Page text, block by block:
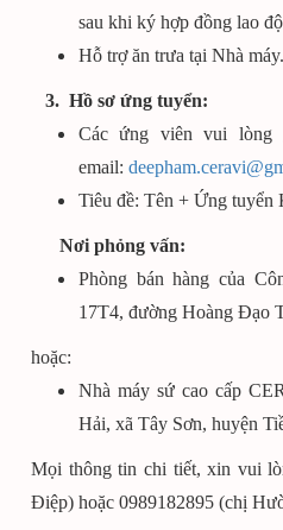
sau khi ký hợp đồng lao
Hỗ trợ ăn trưa tại Nhà máy.
3. Hồ sơ ứng tuyển:
Các ứng viên vui
email:
Tiêu đề: Tên + Ứng tuyển
Nơi phỏng vấn:
Phòng bán hàng của
17T4, đường Hoàng Đạo
hoặc:
Nhà máy sứ cao cấp
Hải, xã Tây Sơn, huyện
Mọi thông tin chi tiết, xin vui
Điệp) hoặc 0989182895 (chị